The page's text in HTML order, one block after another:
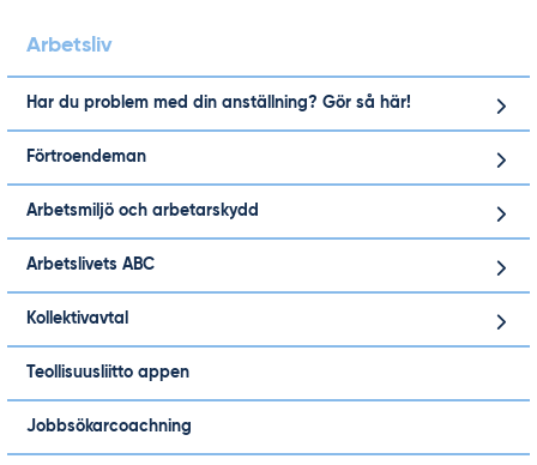
Arbetsliv
Har du problem med din anställning? Gör så här!
Förtroendeman
Arbetsmiljö och arbetarskydd
Arbetslivets ABC
Kollektivavtal
Teollisuusliitto appen
Jobbsökarcoachning